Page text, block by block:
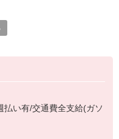
働くことができます◎
い有/交通費全支給(ガソ